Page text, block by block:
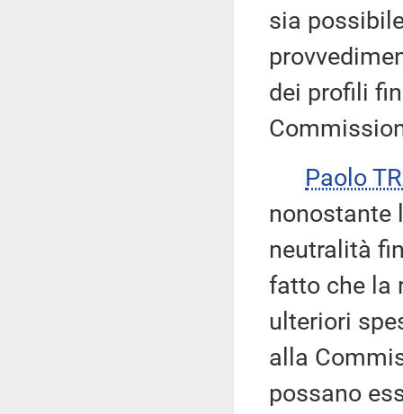
sia
dei profili
Paolo
nonostante
neutralità
fatto che la
ulteriori
alla
possano